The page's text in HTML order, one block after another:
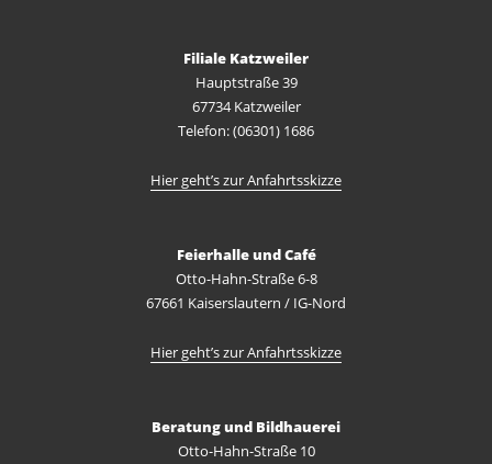
Filiale Katzweiler
Hauptstraße 39
67734 Katzweiler
Telefon: (06301) 1686
Hier geht’s zur Anfahrtsskizze
Feierhalle und Café
Otto-Hahn-Straße 6-8
67661 Kaiserslautern / IG-Nord
Hier geht’s zur Anfahrtsskizze
Beratung und Bildhauerei
Otto-Hahn-Straße 10